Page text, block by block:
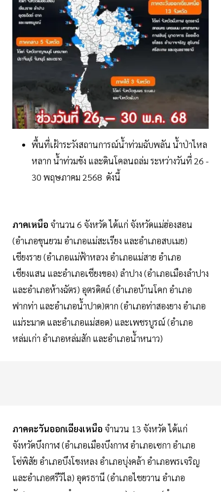
พื้นที่เฝ้าระวังสถานการณ์น้ำท่วมฉับพลัน น้ำป่าไหล
หลาก น้ำท่วมขัง และดินโคลนถล่ม ระหว่างวันที่ 26 -
30 พฤษภาคม 2568 ดังนี้
ภาคเหนือ จำนวน 6 จังหวัด ได้แก่ จังหวัดแม่ฮ่องสอน
(อำเภอขุนยวม อำเภอแม่สะเรียง และอำเภอสบเมย)
เชียงราย (อำเภอแม่ฟ้าหลวง อำเภอแม่สาย อำเภอ
เชียงแสน และอำเภอเชียงของ) ลำปาง (อำเภอเมืองลำปาง
และอำเภอห้างฉัตร) อุตรดิตถ์ (อำเภอบ้านโคก อำเภอ
ฟากท่า และอำเภอน้ำปาด)ตาก (อำเภอท่าสองยาง อำเภอ
แม่ระมาด และอำเภอแม่สอด) และเพชรบูรณ์ (อำเภอ
หล่มเก่า อำเภอหล่มสัก และอำเภอน้ำหนาว)
ภาคตะวันออกเฉียงเหนือ จำนวน 13 จังหวัด ได้แก่
จังหวัดบึงกาฬ (อำเภอเมืองบึงกาฬ อำเภอเซกา อำเภอ
โซ่พิสัย อำเภอบึงโขงหลง อำเภอบุ่งคล้า อำเภอพรเจริญ
และอำเภอศรีวิไล) อุดรธานี (อำเภอไชยวาน อำเภอ